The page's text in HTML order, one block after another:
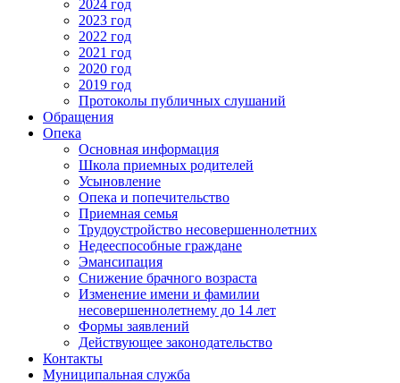
2024 год
2023 год
2022 год
2021 год
2020 год
2019 год
Протоколы публичных слушаний
Обращения
Опека
Основная информация
Школа приемных родителей
Усыновление
Опека и попечительство
Приемная семья
Трудоустройство несовершеннолетних
Недееспособные граждане
Эмансипация
Снижение брачного возраста
Изменение имени и фамилии
несовершеннолетнему до 14 лет
Формы заявлений
Действующее законодательство
Контакты
Муниципальная служба